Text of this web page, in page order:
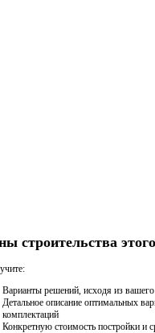
строительства
Варианты решений, исходя из
Детальное описание оптимальных
комплектаций
Конкретную стоимость постройки и